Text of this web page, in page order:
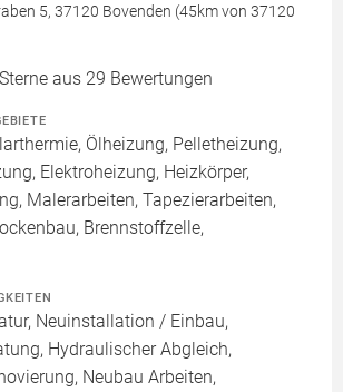
5, 37120 Bovenden (45km von 37120
Sterne aus 29 Bewertungen
Ölheizung, Pelletheizung,
Elektroheizung, Heizkörper,
Malerarbeiten, Tapezierarbeiten,
Brennstoffzelle,
Neuinstallation / Einbau,
Hydraulischer Abgleich,
Neubau Arbeiten,